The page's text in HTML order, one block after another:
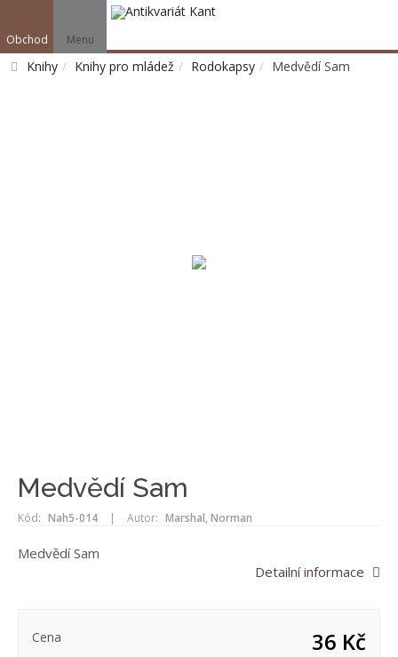
Obchod Menu
Knihy Knihy pro mládež Rodokapsy Medvědí Sam
Medvědí Sam
Kód: Nah5-014 | Autor: Marshal, Norman
Medvědí Sam
Detailní informace
Cena 36 Kč